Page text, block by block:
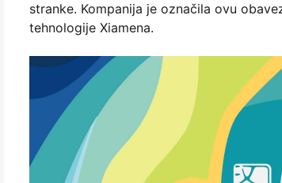
stranke. Kompanija je označila ovu
tehnologije Xiamena.